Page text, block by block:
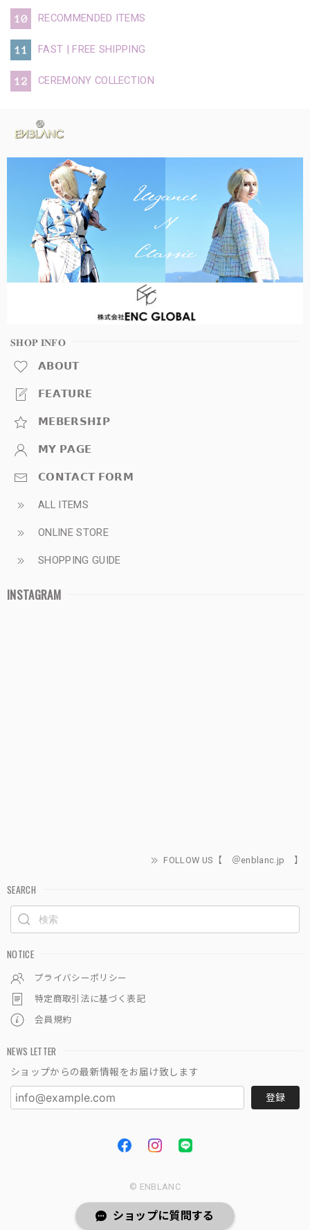
RECOMMENDED ITEMS
FAST | FREE SHIPPING
CEREMONY COLLECTION
𝐒𝐇𝐎𝐏 𝐈𝐍𝐅𝐎
𝗔𝗕𝗢𝗨𝗧
𝗙𝗘𝗔𝗧𝗨𝗥𝗘
𝗠𝗘𝗕𝗘𝗥𝗦𝗛𝗜𝗣
𝗠𝗬 𝗣𝗔𝗚𝗘
𝗖𝗢𝗡𝗧𝗔𝗖𝗧 𝗙𝗢𝗥𝗠
ALL ITEMS
ONLINE STORE
SHOPPING GUIDE
INSTAGRAM
FOLLOW US【 ＠enblanc.jp 】
SEARCH
NOTICE
プライバシーポリシー
特定商取引法に基づく表記
会員規約
NEWS LETTER
ショップからの最新情報をお届け致します
登録
© ENBLANC
ショップに質問する